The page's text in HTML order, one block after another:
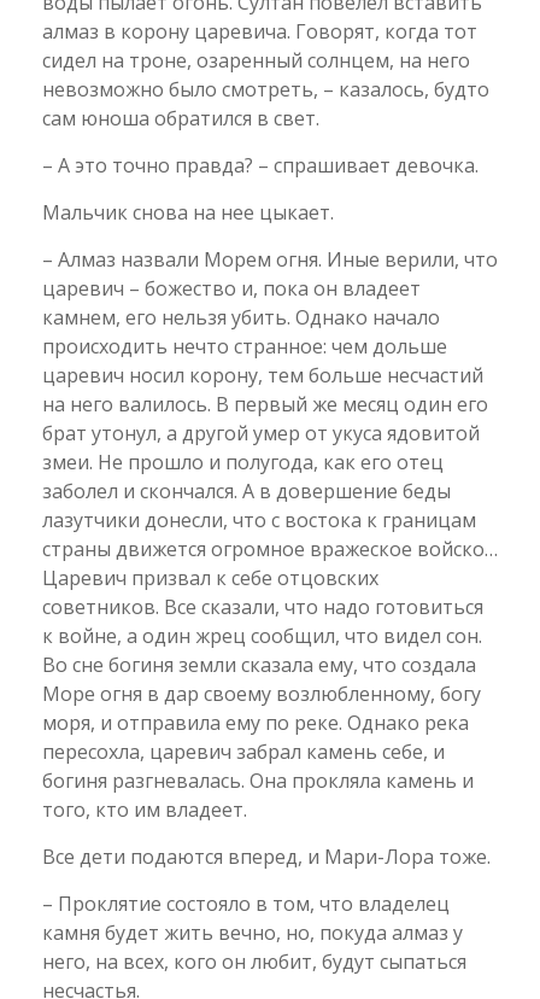
алмаз в корону царевича. Говорят, когда тот
сидел на троне, озаренный солнцем, на него
невозможно было смотреть, – казалось, будто
сам юноша обратился в свет.
– А это точно правда? – спрашивает девочка.
Мальчик снова на нее цыкает.
– Алмаз назвали Морем огня. Иные верили, что
царевич – божество и, пока он владеет
камнем, его нельзя убить. Однако начало
происходить нечто странное: чем дольше
царевич носил корону, тем больше несчастий
на него валилось. В первый же месяц один его
брат утонул, а другой умер от укуса ядовитой
змеи. Не прошло и полугода, как его отец
заболел и скончался. А в довершение беды
лазутчики донесли, что с востока к границам
страны движется огромное вражеское войско…
Царевич призвал к себе отцовских
советников. Все сказали, что надо готовиться
к войне, а один жрец сообщил, что видел сон.
Во сне богиня земли сказала ему, что создала
Море огня в дар своему возлюбленному, богу
моря, и отправила ему по реке. Однако река
пересохла, царевич забрал камень себе, и
богиня разгневалась. Она прокляла камень и
того, кто им владеет.
Все дети подаются вперед, и Мари-Лора тоже.
– Проклятие состояло в том, что владелец
камня будет жить вечно, но, покуда алмаз у
него, на всех, кого он любит, будут сыпаться
несчастья.